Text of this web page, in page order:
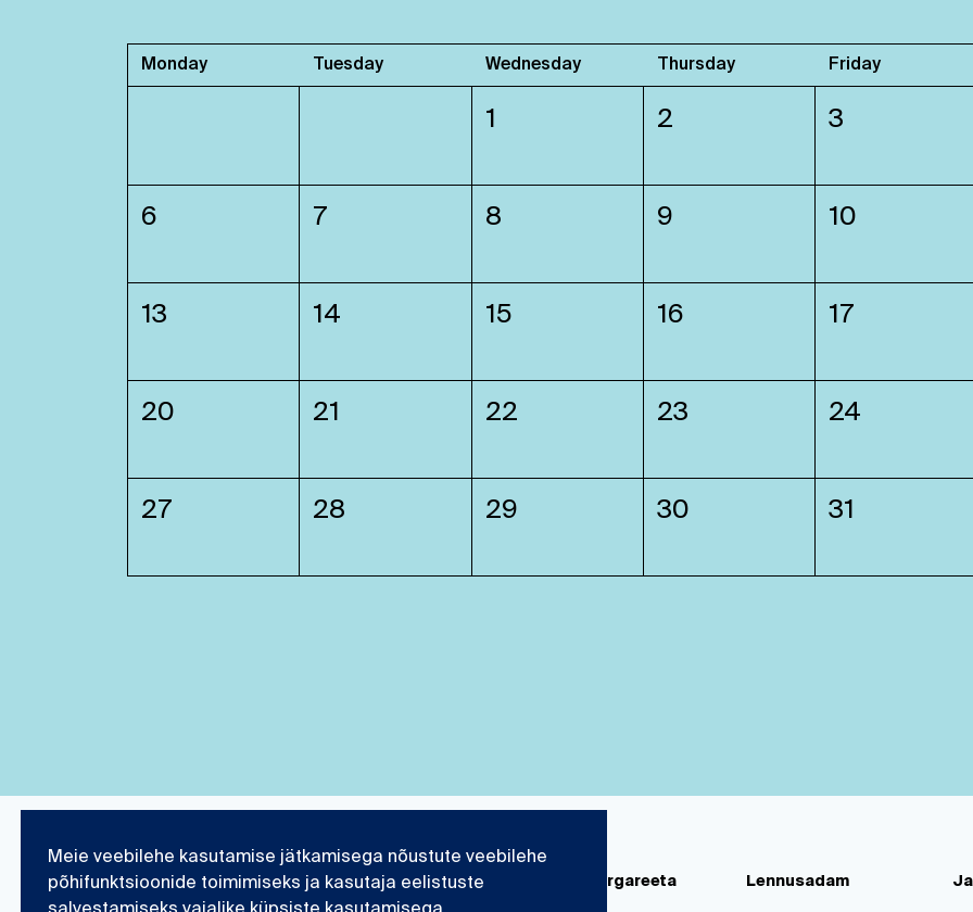
Monday Tuesday Wednesday Thursday Friday
1 2 3
6 7 8 9 10
13 14 15 16 17
20 21 22 23 24
27 28 29 30 31
Eesti Meremuuseum Teadustöö ja kogud Paks Margareeta Lennusadam
Meie veebilehe kasutamise jätkamisega nõustute veebilehe
põhifunktsioonide toimimiseks ja kasutaja eelistuste